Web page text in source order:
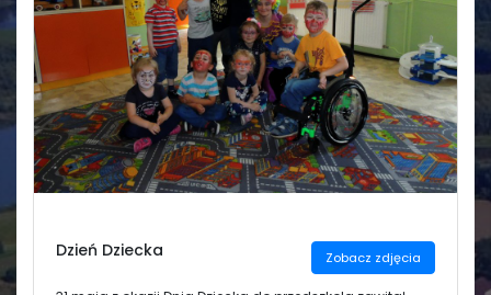
Koło gospodyń
wiejskich
Rada sołecka
Świetlica
Galerie
Dzień Dziecka Zobacz zdjęcia